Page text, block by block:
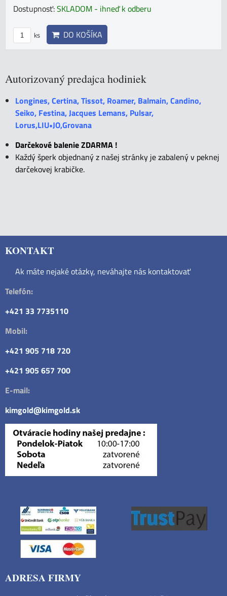
Dostupnosť:SKLADOM - ihneď k odberu
ks DO KOŠÍKA
Autorizovaný predajca hodiniek
Longines, Certina, Tissot, Roamer, Balmain, Candino,
Seiko, Festina, Jacques Lemans, Pulsar,
Lorus,LIU•JO,Grovana
Darčekové balenie ZDARMA !
Každý šperk objednaný z našej stránky je zabalený v peknej
darčekovej krabičke.
KONTAKT
Ak máte nejaké otázky, neváhajte nás kontaktovať
Telefón:
+421 33 7735110
Mobil:
+421 905 718 720
+421 905 657 700
E-mail:
kimgold@kimgold.sk
ADRESA FIRMY